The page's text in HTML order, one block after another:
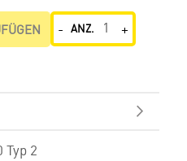
- ANZ. +
Typ 2